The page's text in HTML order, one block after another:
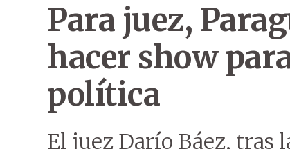
Para juez,
hacer show
política
El juez Darío Báez, tras